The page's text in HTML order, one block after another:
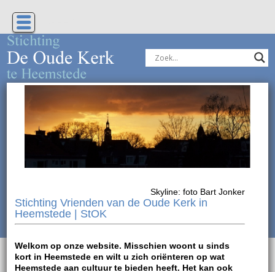
Skyline: foto Bart Jonker
Stichting Vrienden van de Oude Kerk in
Heemstede | StOK
Welkom op onze website. Misschien woont u sinds
kort in Heemstede en wilt u zich oriënteren op wat
Heemstede aan cultuur te bieden heeft. Het kan ook